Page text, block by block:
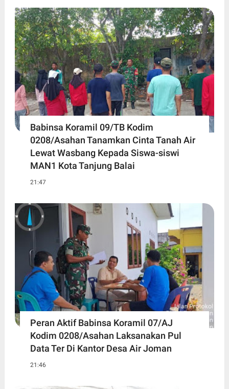
Babinsa Koramil 09/TB Kodim
0208/Asahan Tanamkan Cinta Tanah Air
Lewat Wasbang Kepada Siswa-siswi
MAN1 Kota Tanjung Balai
21:47
Peran Aktif Babinsa Koramil 07/AJ
Kodim 0208/Asahan Laksanakan Pul
Data Ter Di Kantor Desa Air Joman
21:46